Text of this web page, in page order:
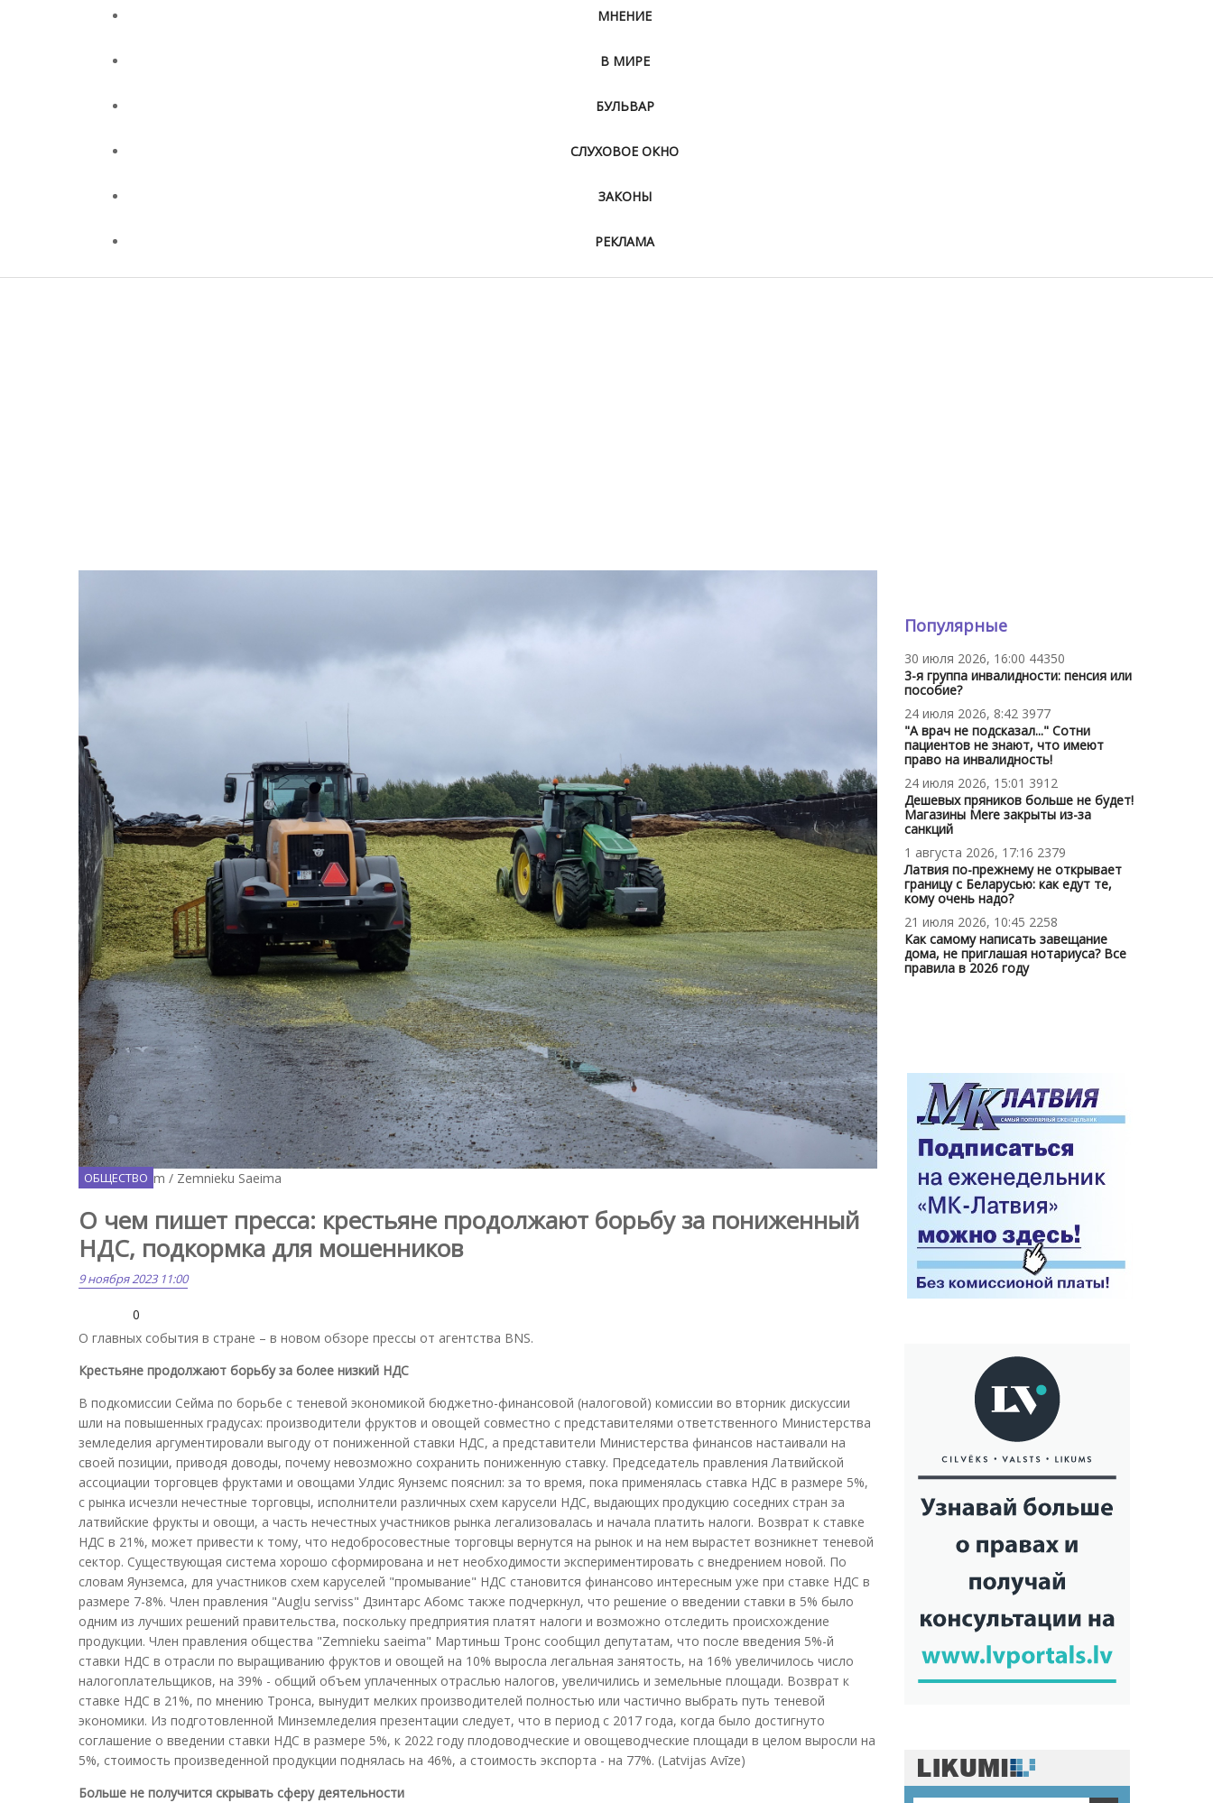
МНЕНИЕ
В МИРЕ
БУЛЬВАР
СЛУХОВОЕ ОКНО
ЗАКОНЫ
РЕКЛАМА
Facebook.com / Zemnieku Saeima
ОБЩЕСТВО
О чем пишет пресса: крестьяне продолжают борьбу за пониженный
НДС, подкормка для мошенников
9 ноября 2023 11:00
0
О главных события в стране – в новом обзоре прессы от агентства BNS.
Крестьяне продолжают борьбу за более низкий НДС
В подкомиссии Сейма по борьбе с теневой экономикой бюджетно-финансовой (налоговой) комиссии во вторник дискуссии
шли на повышенных градусах: производители фруктов и овощей совместно с представителями ответственного Министерства
земледелия аргументировали выгоду от пониженной ставки НДС, а представители Министерства финансов настаивали на
своей позиции, приводя доводы, почему невозможно сохранить пониженную ставку. Председатель правления Латвийской
ассоциации торговцев фруктами и овощами Улдис Яунземс пояснил: за то время, пока применялась ставка НДС в размере 5%,
с рынка исчезли нечестные торговцы, исполнители различных схем карусели НДС, выдающих продукцию соседних стран за
латвийские фрукты и овощи, а часть нечестных участников рынка легализовалась и начала платить налоги. Возврат к ставке
НДС в 21%, может привести к тому, что недобросовестные торговцы вернутся на рынок и на нем вырастет возникнет теневой
сектор. Существующая система хорошо сформирована и нет необходимости экспериментировать с внедрением новой. По
словам Яунземса, для участников схем каруселей "промывание" НДС становится финансово интересным уже при ставке НДС в
размере 7-8%. Член правления "Augļu serviss" Дзинтарс Абомс также подчеркнул, что решение о введении ставки в 5% было
одним из лучших решений правительства, поскольку предприятия платят налоги и возможно отследить происхождение
продукции. Член правления общества "Zemnieku saeima" Мартиньш Тронс сообщил депутатам, что после введения 5%-й
ставки НДС в отрасли по выращиванию фруктов и овощей на 10% выросла легальная занятость, на 16% увеличилось число
налогоплательщиков, на 39% - общий объем уплаченных отраслью налогов, увеличились и земельные площади. Возврат к
ставке НДС в 21%, по мнению Тронса, вынудит мелких производителей полностью или частично выбрать путь теневой
экономики. Из подготовленной Минземледелия презентации следует, что в период с 2017 года, когда было достигнуто
соглашение о введении ставки НДС в размере 5%, к 2022 году плодоводческие и овощеводческие площади в целом выросли на
5%, стоимость произведенной продукции поднялась на 46%, а стоимость экспорта - на 77%. (Latvijas Avīze)
Больше не получится скрывать сферу деятельности
Популярные
30 июля 2026, 16:00 44350
3-я группа инвалидности: пенсия или
пособие?
24 июля 2026, 8:42 3977
"А врач не подсказал..." Сотни
пациентов не знают, что имеют
право на инвалидность!
24 июля 2026, 15:01 3912
Дешевых пряников больше не будет!
Магазины Mere закрыты из-за
санкций
1 августа 2026, 17:16 2379
Латвия по-прежнему не открывает
границу с Беларусью: как едут те,
кому очень надо?
21 июля 2026, 10:45 2258
Как самому написать завещание
дома, не приглашая нотариуса? Все
правила в 2026 году